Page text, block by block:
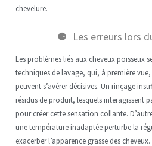
chevelure.
Les erreurs lors
Les problèmes liés aux cheveux poisseux
techniques de lavage, qui, à première
peuvent s’avérer décisives. Un rinçage
résidus de produit, lesquels interagissent
pour créer cette sensation collante.
une température inadaptée perturbe la
exacerber l’apparence grasse des